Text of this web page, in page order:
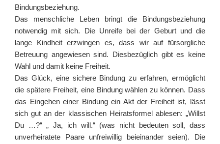
Bindungsbeziehung.
Das menschliche Leben bringt die Bindungsbeziehung
notwendig mit sich. Die Unreife bei der Geburt und die
lange Kindheit erzwingen es, dass wir auf fürsorgliche
Betreuung angewiesen sind. Diesbezüglich gibt es keine
Wahl und damit keine Freiheit.
Das Glück, eine sichere Bindung zu erfahren, ermöglicht
die spätere Freiheit, eine Bindung wählen zu können. Dass
das Eingehen einer Bindung ein Akt der Freiheit ist, lässt
sich gut an der klassischen Heiratsformel ablesen: „Willst
Du …?“ „ Ja, ich will.“ (was nicht bedeuten soll, dass
unverheiratete Paare unfreiwillig beieinander seien). Die